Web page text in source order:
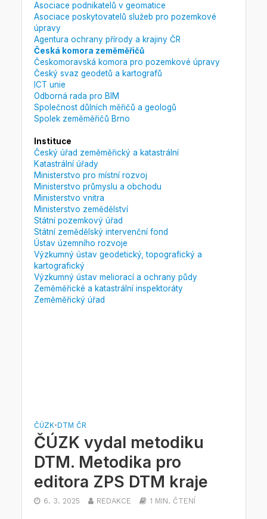
Asociace podnikatelů v geomatice
Asociace poskytovatelů služeb pro pozemkové
úpravy
Agentura ochrany přírody a krajiny ČR
Česká komora zeměměřičů
Českomoravská komora pro pozemkové úpravy
Český svaz geodetů a kartografů
ICT unie
Odborná rada pro BIM
Společnost důlních měřičů a geologů
Spolek zeměměřičů Brno
Instituce
Český úřad zeměměřický a katastrální
Katastrální úřady
Ministerstvo pro místní rozvoj
Ministerstvo průmyslu a obchodu
Ministerstvo vnitra
Ministerstvo zemědělství
Státní pozemkový úřad
Státní zemědělský intervenční fond
Ústav územního rozvoje
Výzkumný ústav geodetický, topografický a
kartografický
Výzkumný ústav meliorací a ochrany půdy
Zeměměřické a katastrální inspektoráty
Zeměměřický úřad
ČÚZK•DTM ČR
ČÚZK vydal metodiku
DTM. Metodika pro
editora ZPS DTM kraje
6. 3. 2025 REDAKCE 1 MIN. ČTENÍ